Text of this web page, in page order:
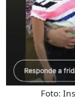
Foto: